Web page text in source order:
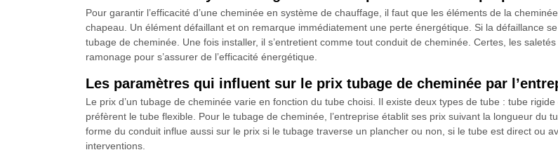
Pour garantir l’efficacité d’une cheminée en système de chauffage, il faut que les éléments de la
chapeau. Un élément défaillant et on remarque immédiatement une perte énergétique. Si la défaillance
tubage de cheminée. Une fois installer, il s’entretient comme tout conduit de cheminée. Certes, les
ramonage pour s’assurer de l’efficacité énergétique.
Les paramètres qui influent sur le prix tubage de cheminée par
Le prix d’un tubage de cheminée varie en fonction du tube choisi. Il existe deux types de tube : tube
préfèrent le tube flexible. Pour le tubage de cheminée, l’entreprise établit ses prix suivant la longueur du
forme du conduit influe aussi sur le prix si le tubage traverse un plancher ou non, si le tube est direct ou
interventions.